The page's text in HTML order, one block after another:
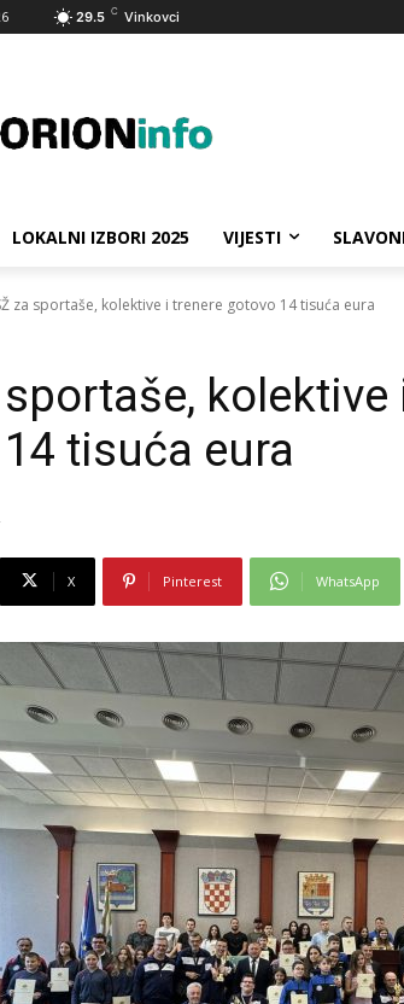
29.5 C Vinkovci
LOKALNI IZBORI 2025 VIJESTI
za sportaše, kolektive i trenere gotovo 14 tisuća eura
kolektive
tisuća eura
X Pinterest WhatsApp